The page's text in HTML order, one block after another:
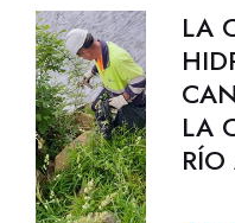
LA
LA